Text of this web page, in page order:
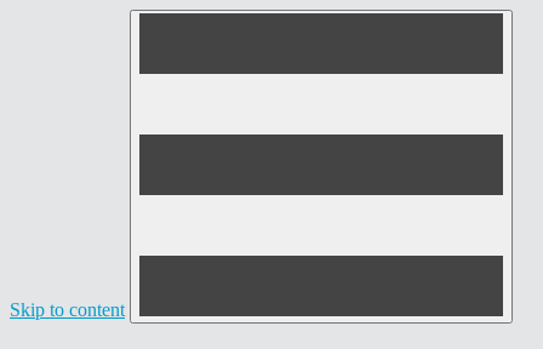
Skip to content